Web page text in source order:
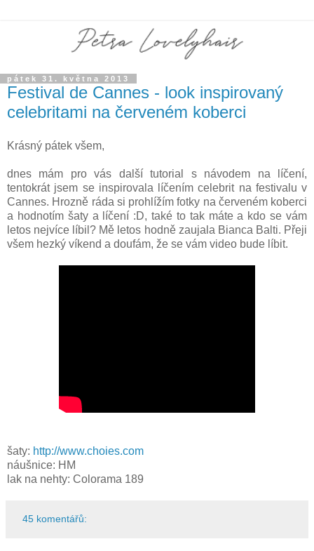
pátek 31. května 2013
Festival de Cannes - look inspirovaný
celebritami na červeném koberci
Krásný pátek všem,
dnes mám pro vás další tutorial s návodem na líčení,
tentokrát jsem se inspirovala líčením celebrit na festivalu v
Cannes. Hrozně ráda si prohlížím fotky na červeném koberci
a hodnotím šaty a líčení :D, také to tak máte a kdo se vám
letos nejvíce líbil? Mě letos hodně zaujala Bianca Balti. Přeji
všem hezký víkend a doufám, že se vám video bude líbit.
šaty: http://www.choies.com
náušnice: HM
lak na nehty: Colorama 189
45 komentářů: